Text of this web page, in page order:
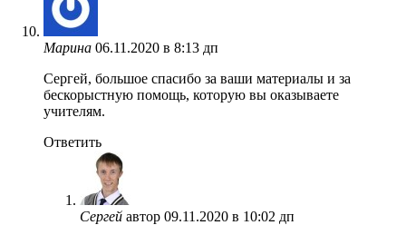
Марина 06.11.2020 в 8:13 дп
Сергей, большое спасибо за ваши материалы и за
бескорыстную помощь, которую вы оказываете
учителям.
Ответить
Сергей автор 09.11.2020 в 10:02 дп